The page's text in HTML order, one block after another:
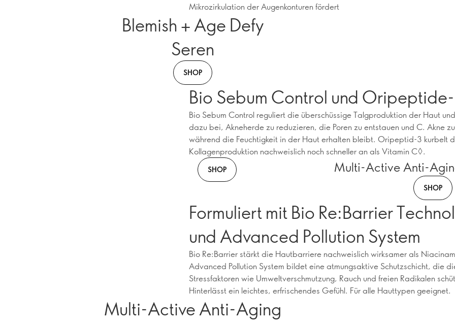
Mikrozirkulation der Augenkonturen fördert
Blemish + Age Defy
Seren
SHOP
Bio Sebum Control und
Bio Sebum Control reguliert die überschüssige Talgproduktion der Haut
dazu bei, Akneherde zu reduzieren, die Poren zu entstauen und C. Akne
während die Feuchtigkeit in der Haut erhalten bleibt. Oripeptid-3 kurbelt
Kollagenproduktion nachweislich noch schneller an als Vitamin C◊.
SHOP Multi-Active Anti-
SHOP
Formuliert mit Bio Re:Barrier
und Advanced Pollution System
Bio Re:Barrier stärkt die Hautbarriere nachweislich wirksamer als
Advanced Pollution System bildet eine atmungsaktive Schutzschicht, die
Stressfaktoren wie Umweltverschmutzung, Rauch und freien Radikalen
Hinterlässt ein leichtes, erfrischendes Gefühl. Für alle Hauttypen geeignet.
Multi-Active Anti-Aging